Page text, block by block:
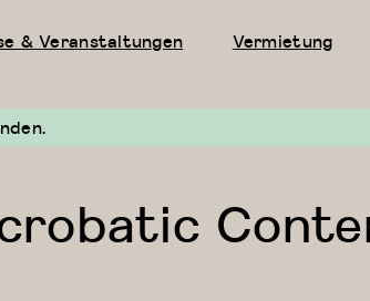
& Veranstaltungen Vermietung